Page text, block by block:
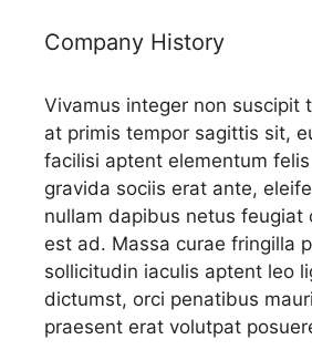
Company History
Vivamus integer non suscipit
at primis tempor sagittis sit,
facilisi aptent elementum
gravida sociis erat ante,
nullam dapibus netus feugiat
est ad. Massa curae fringilla
sollicitudin iaculis aptent leo
dictumst, orci penatibus
praesent erat volutpat